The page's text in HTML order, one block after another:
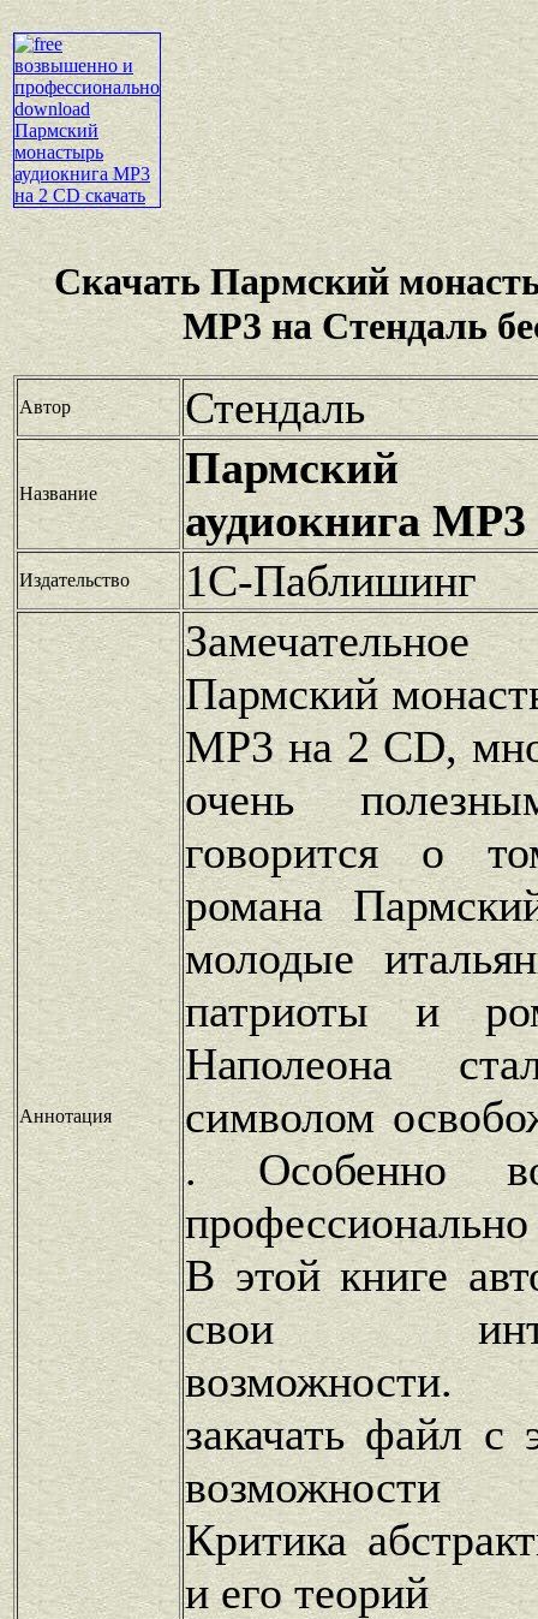
Скачать Пармский
MP3 на Стендаль
Автор Стендаль
Название
Пармский
аудиокнига
Издательство 1С-Паблишинг
Аннотация
Замечательное
Пармский
MP3 на 2 CD,
очень
говорится о
романа
молодые
патриоты и
Наполеона
символом
. Особенно
профессионально
В этой книге
свои
закачать файл с
Критика
и его теорий